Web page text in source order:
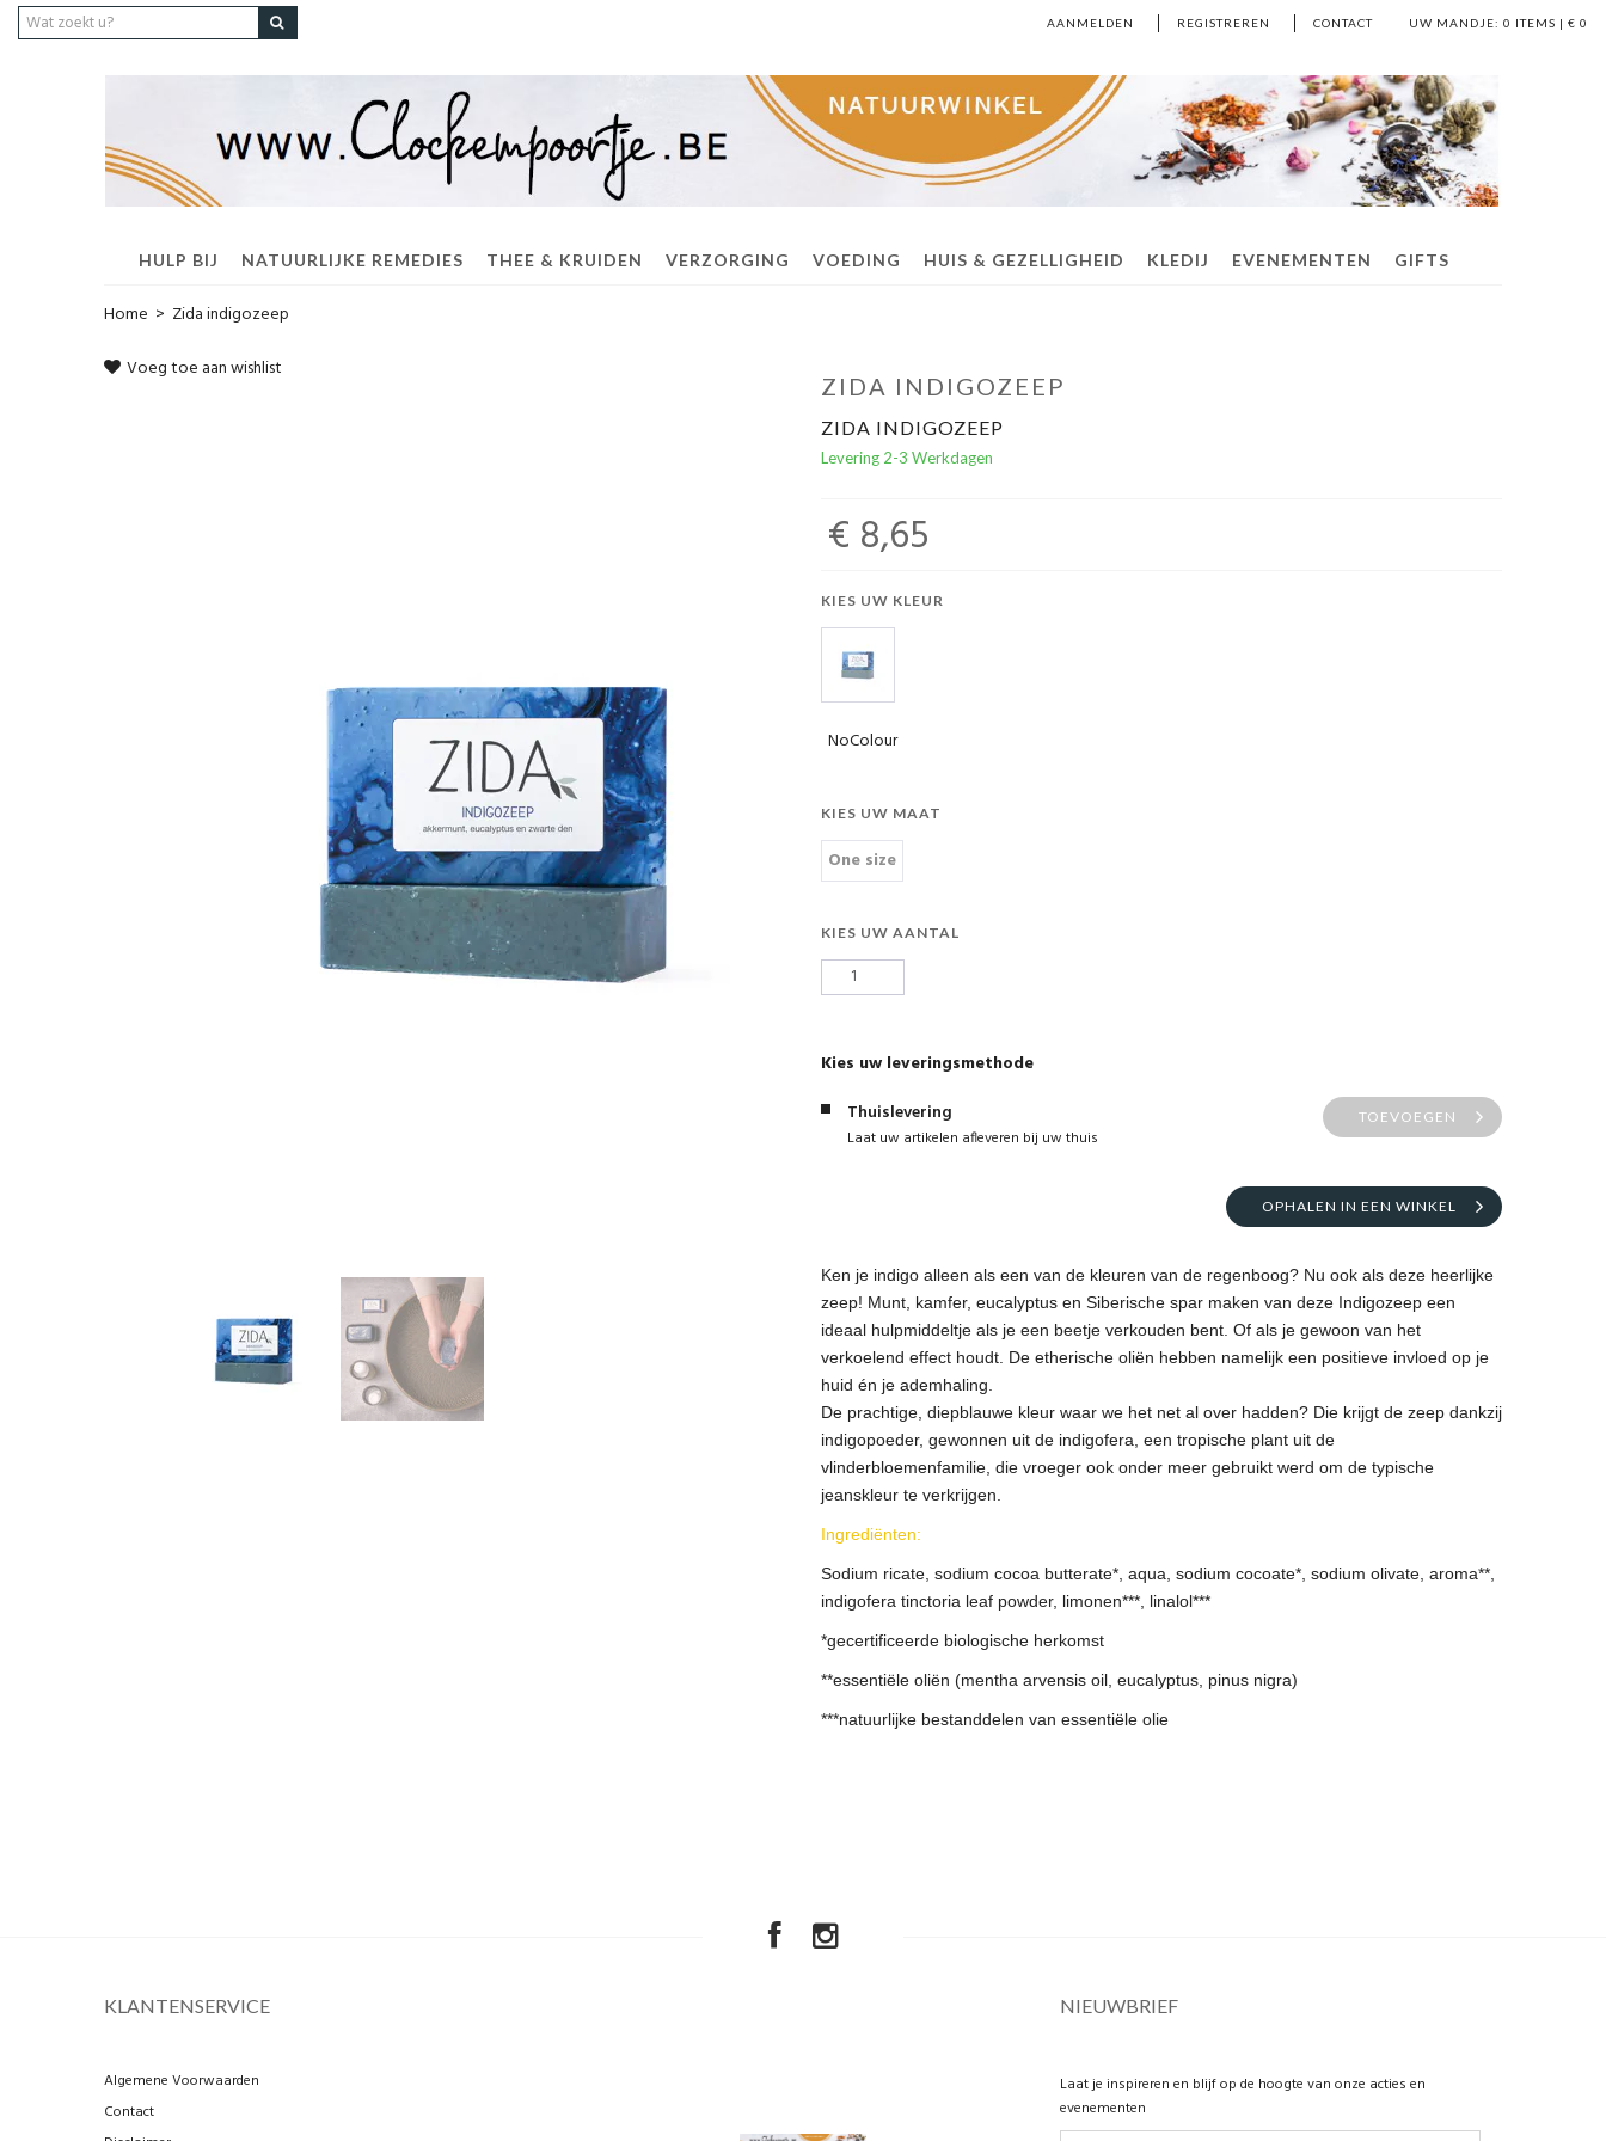
UW MANDJE: 0 ITEMS | € 0
AANMELDEN REGISTREREN CONTACT
HULP BIJ NATUURLIJKE REMEDIES THEE & KRUIDEN VERZORGING VOEDING HUIS & GEZELLIGHEID KLEDIJ EVENEMENTEN GIFTS
Home > Zida indigozeep
Voeg toe aan wishlist
ZIDA INDIGOZEEP
ZIDA INDIGOZEEP
Levering 2-3 Werkdagen
€ 8,65
KIES UW KLEUR
NoColour
KIES UW MAAT
One size
KIES UW AANTAL
Kies uw leveringsmethode
Thuislevering
Laat uw artikelen afleveren bij uw thuis
TOEVOEGEN
OPHALEN IN EEN WINKEL
Ken je indigo alleen als een van de kleuren van de regenboog? Nu ook als deze heerlijke
zeep! Munt, kamfer, eucalyptus en Siberische spar maken van deze Indigozeep een
ideaal hulpmiddeltje als je een beetje verkouden bent. Of als je gewoon van het
verkoelend effect houdt. De etherische oliën hebben namelijk een positieve invloed op je
huid én je ademhaling.
De prachtige, diepblauwe kleur waar we het net al over hadden? Die krijgt de zeep dankzij
indigopoeder, gewonnen uit de indigofera, een tropische plant uit de
vlinderbloemenfamilie, die vroeger ook onder meer gebruikt werd om de typische
jeanskleur te verkrijgen.
Ingrediënten:
Sodium ricate, sodium cocoa butterate*, aqua, sodium cocoate*, sodium olivate, aroma**,
indigofera tinctoria leaf powder, limonen***, linalol***
*gecertificeerde biologische herkomst
**essentiële oliën (mentha arvensis oil, eucalyptus, pinus nigra)
***natuurlijke bestanddelen van essentiële olie
KLANTENSERVICE
Algemene Voorwaarden
Contact
NIEUWBRIEF
Laat je inspireren en blijf op de hoogte van onze acties en
evenementen